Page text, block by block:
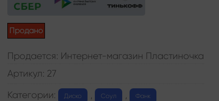
Продано
Продается: Интернет-магазин Пластиночка
Артикул: 27
Категории:
Диско , Соул , Фанк